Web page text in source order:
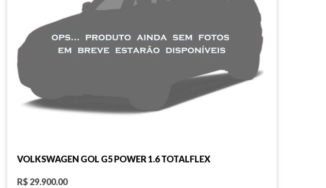
VOLKSWAGEN GOL G5 POWER 1.6 TOTALFLEX
R$ 29.900.00